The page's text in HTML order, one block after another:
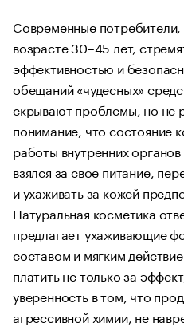
Современные
возрасте 30–45 лет,
эффективностью и
обещаний «чудесных»
скрывают проблемы, но не
понимание, что состояние
работы внутренних
взялся за свое питание,
и ухаживать за кожей
Натуральная косметика
предлагает ухаживающие
составом и мягким
платить не только за
уверенность в том, что
агрессивной химии, не